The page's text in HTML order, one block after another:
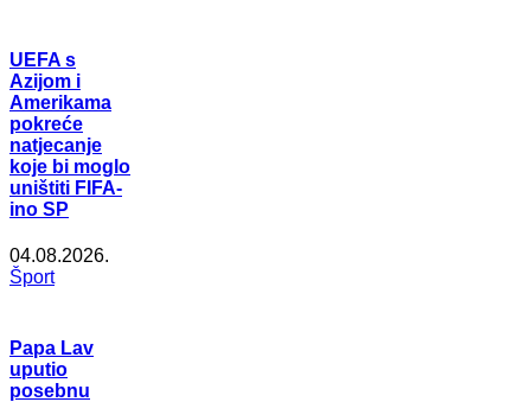
UEFA s
Azijom i
Amerikama
pokreće
natjecanje
koje bi moglo
uništiti FIFA-
ino SP
04.08.2026.
Šport
Papa Lav
uputio
posebnu